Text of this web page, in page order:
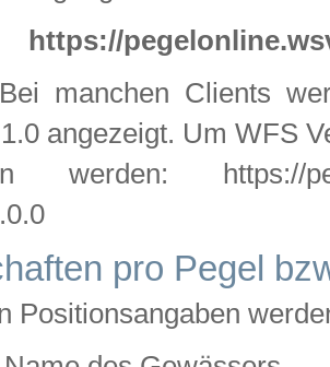
https://
manchen Clients
angezeigt. Um WFS
werden: https://
pro Pegel
Positionsangaben